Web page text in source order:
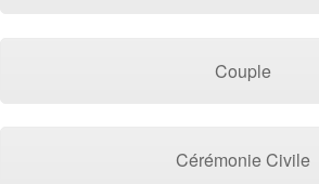
Couple
Cérémonie Civile